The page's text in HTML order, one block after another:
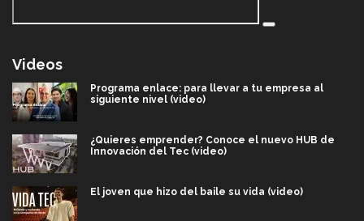
Videos
Programa enlace: para llevar a tu empresa al
siguiente nivel (video)
¿Quieres emprender? Conoce el nuevo HUB de
Innovación del Tec (video)
El joven que hizo del baile su vida (video)